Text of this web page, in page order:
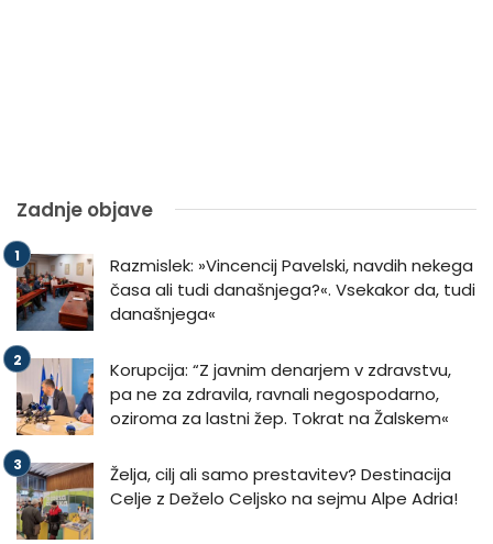
Zadnje objave
Razmislek: »Vincencij Pavelski, navdih nekega
časa ali tudi današnjega?«. Vsekakor da, tudi
današnjega«
Korupcija: “Z javnim denarjem v zdravstvu,
pa ne za zdravila, ravnali negospodarno,
oziroma za lastni žep. Tokrat na Žalskem«
Želja, cilj ali samo prestavitev? Destinacija
Celje z Deželo Celjsko na sejmu Alpe Adria!